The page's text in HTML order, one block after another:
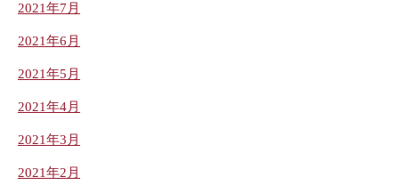
2021年7月
2021年6月
2021年5月
2021年4月
2021年3月
2021年2月